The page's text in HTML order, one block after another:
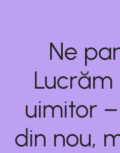
Ne
uimitor
din nou,